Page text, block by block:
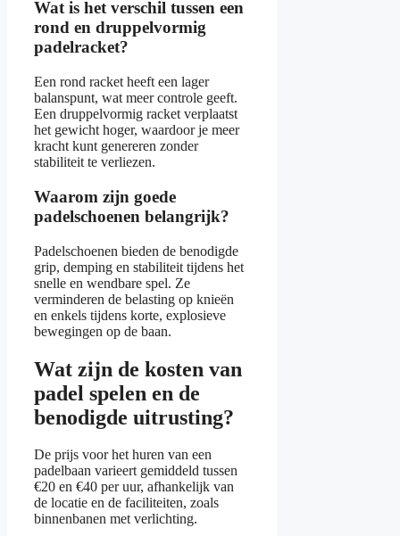
Wat is het verschil tussen een
rond en druppelvormig
padelracket?
Een rond racket heeft een lager
balanspunt, wat meer controle geeft.
Een druppelvormig racket verplaatst
het gewicht hoger, waardoor je meer
kracht kunt genereren zonder
stabiliteit te verliezen.
Waarom zijn goede
padelschoenen belangrijk?
Padelschoenen bieden de benodigde
grip, demping en stabiliteit tijdens het
snelle en wendbare spel. Ze
verminderen de belasting op knieën
en enkels tijdens korte, explosieve
bewegingen op de baan.
Wat zijn de kosten van
padel spelen en de
benodigde uitrusting?
De prijs voor het huren van een
padelbaan varieert gemiddeld tussen
€20 en €40 per uur, afhankelijk van
de locatie en de faciliteiten, zoals
binnenbanen met verlichting.